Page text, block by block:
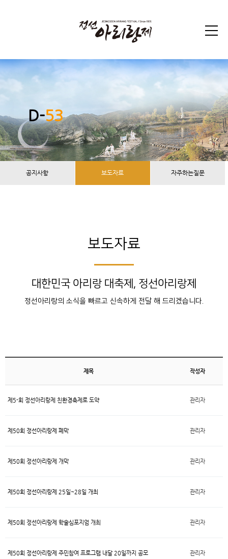
D-53
공지사항 보도자료 자주하는질문
보도자료
대한민국 아리랑 대축제, 정선아리랑제
정선아리랑의 소식을 빠르고 신속하게 전달 해 드리겠습니다.
제목 작성자
제5-회 정선아리랑제 친환경축제로 도약 관리자
제50회 정선아리랑제 폐막 관리자
제50회 정선아리랑제 개막 관리자
제50회 정선아리랑제 25일~28일 개최 관리자
제50회 정선아리랑제 학술심포지엄 개최 관리자
제50회 정선아리랑제 주민참여 프로그램 내달 20일까지 공모 관리자